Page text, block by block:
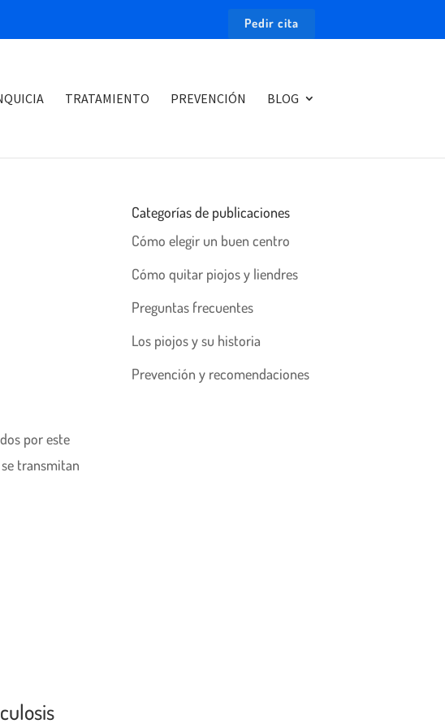
Pedir cita
TRATAMIENTO PREVENCIÓN BLOG
por este
transmitan
Categorías de publicaciones
Cómo elegir un buen centro
Cómo quitar piojos y liendres
Preguntas frecuentes
Los piojos y su historia
Prevención y recomendaciones